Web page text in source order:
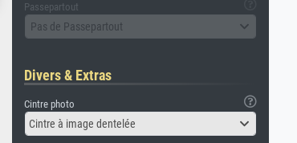
Passepartout
Pas de Passepartout
Divers & Extras
Cintre photo
Cintre à image dentelée